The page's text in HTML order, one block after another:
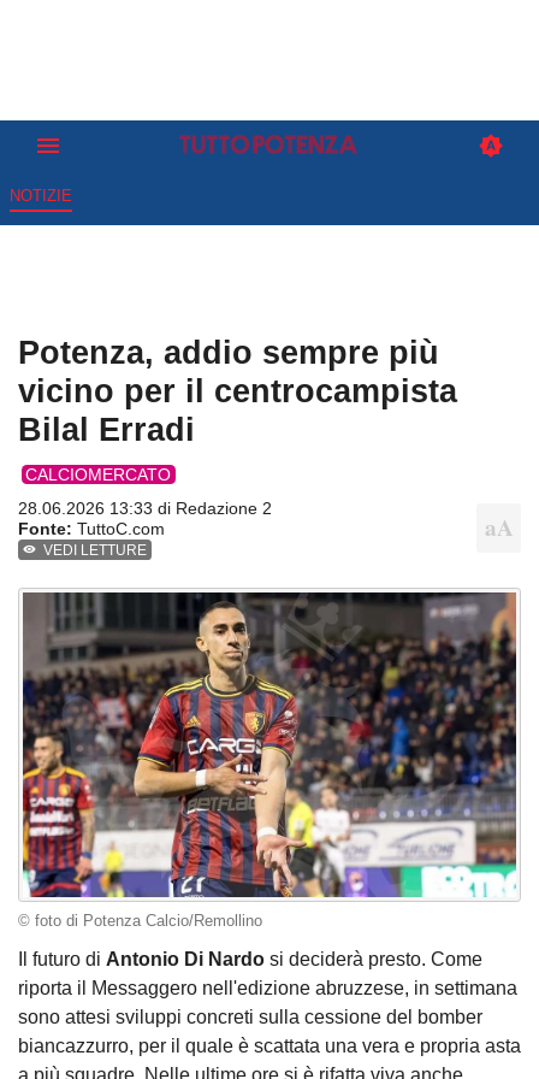
NOTIZIE
Potenza, addio sempre più
vicino per il centrocampista
Bilal Erradi
CALCIOMERCATO
28.06.2026 13:33 di Redazione 2
Fonte: TuttoC.com
VEDI LETTURE
© foto di Potenza Calcio/Remollino
Il futuro di Antonio Di Nardo si deciderà presto. Come
riporta il Messaggero nell'edizione abruzzese, in settimana
sono attesi sviluppi concreti sulla cessione del bomber
biancazzurro, per il quale è scattata una vera e propria asta
a più squadre. Nelle ultime ore si è rifatta viva anche